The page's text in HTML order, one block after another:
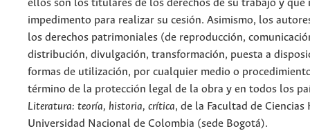
ellos son los titulares de los derechos de su trabajo y que
impedimento para realizar su cesión. Asimismo, los
los derechos patrimoniales (de reproducción,
distribución, divulgación, transformación, puesta a
formas de utilización, por cualquier medio o
término de la protección legal de la obra y en todos los
Literatura: teoría, historia, crítica, de la Facultad de Ciencias
Universidad Nacional de Colombia (sede Bogotá).